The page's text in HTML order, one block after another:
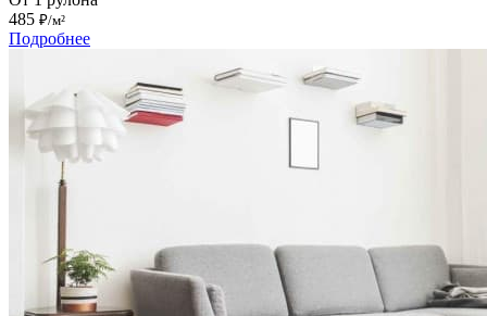
485 ₽/м²
Подробнее